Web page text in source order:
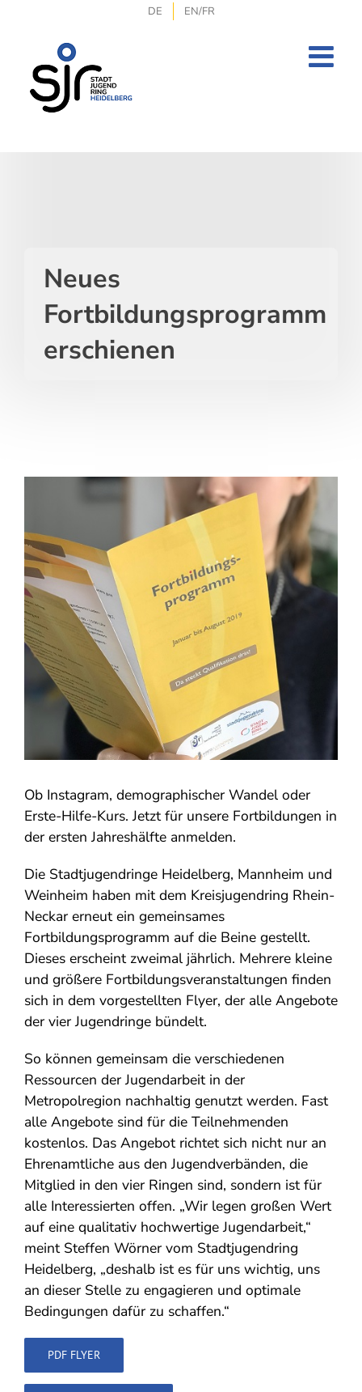
DE EN/FR
Neues
Fortbildungsprogramm
erschienen
Ob Instagram, demographischer Wandel oder
Erste-Hilfe-Kurs. Jetzt für unsere Fortbildungen in
der ersten Jahreshälfte anmelden.
Die Stadtjugendringe Heidelberg, Mannheim und
Weinheim haben mit dem Kreisjugendring Rhein-
Neckar erneut ein gemeinsames
Fortbildungsprogramm auf die Beine gestellt.
Dieses erscheint zweimal jährlich. Mehrere kleine
und größere Fortbildungsveranstaltungen finden
sich in dem vorgestellten Flyer, der alle Angebote
der vier Jugendringe bündelt.
So können gemeinsam die verschiedenen
Ressourcen der Jugendarbeit in der
Metropolregion nachhaltig genutzt werden. Fast
alle Angebote sind für die Teilnehmenden
kostenlos. Das Angebot richtet sich nicht nur an
Ehrenamtliche aus den Jugendverbänden, die
Mitglied in den vier Ringen sind, sondern ist für
alle Interessierten offen. „Wir legen großen Wert
auf eine qualitativ hochwertige Jugendarbeit,“
meint Steffen Wörner vom Stadtjugendring
Heidelberg, „deshalb ist es für uns wichtig, uns
an dieser Stelle zu engagieren und optimale
Bedingungen dafür zu schaffen.“
PDF FLYER